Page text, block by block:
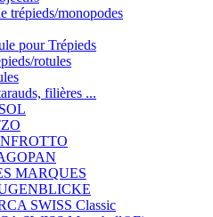
trépieds/monopodes
pour Trépieds
rotules
filières ...
MARQUES
SWISS Classic